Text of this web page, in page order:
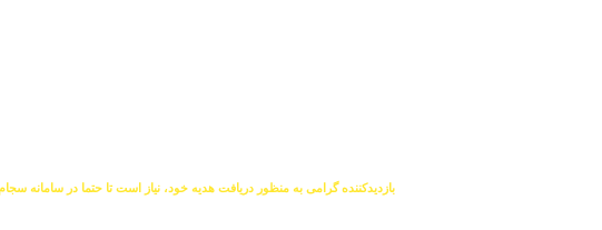
بازدیدکننده گرامی به منظور دریافت هدیه خود، نیاز است تا حتما در سامانه